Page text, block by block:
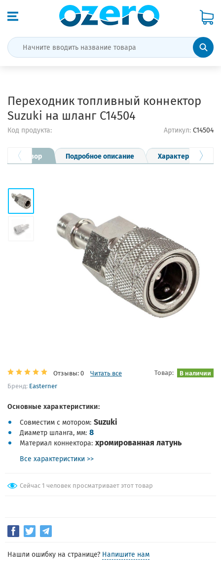
Переходник топливный коннектор
Suzuki на шланг C14504
Код продукта: Артикул: C14504
Обзор Подробное описание Характеристики
Отзывы: 0 Читать все Товар: В наличии
Бренд: Easterner
Основные характеристики:
Совместим с мотором Suzuki
Диаметр шланга, мм 8
Материал коннектора хромированная латунь
Все характеристики >>
Сейчас 1 человек просматривает этот товар
Нашли ошибку на странице? Напишите нам